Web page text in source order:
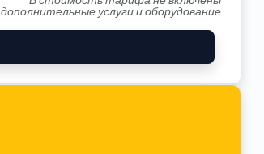
дополнительные услуги и оборудование